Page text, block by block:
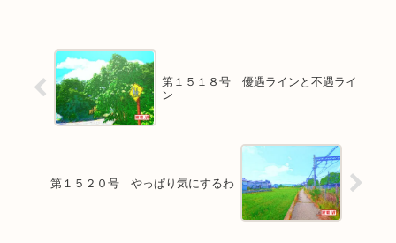
第１５１８号 優遇ラインと不遇ライ
ン
第１５２０号 やっぱり気にするわ